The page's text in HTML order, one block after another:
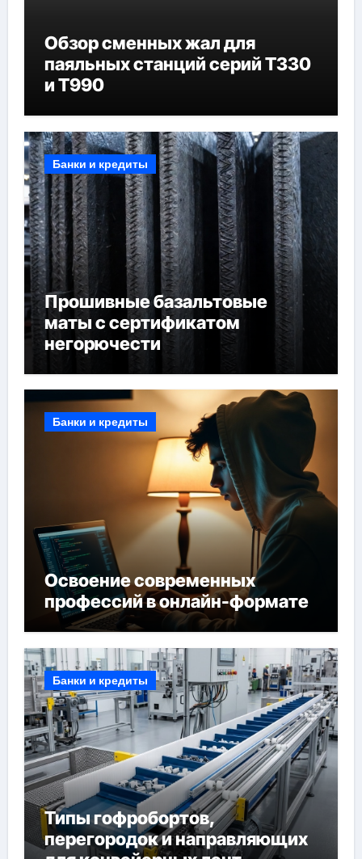
Обзор сменных жал для
паяльных станций серий T330
и T990
Банки и кредиты
Прошивные базальтовые
маты с сертификатом
негорючести
Банки и кредиты
Освоение современных
профессий в онлайн-формате
Банки и кредиты
Типы гофробортов,
перегородок и направляющих